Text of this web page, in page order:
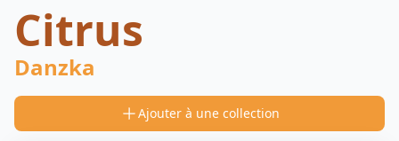
Citrus
Danzka
Ajouter à une collection